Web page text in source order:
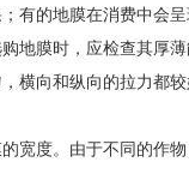
有的地膜在消费中会
地膜时，应检查其厚
横向和纵向的拉力都较
宽度。由于不同的作